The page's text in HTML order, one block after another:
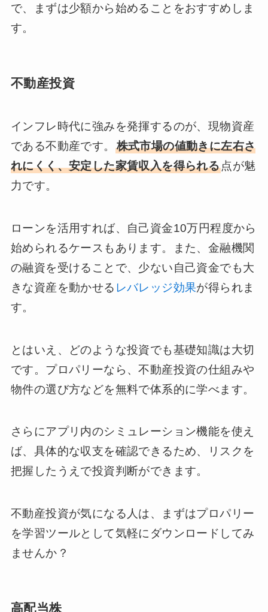
で、まずは少額から始めることをおすすめしま
す。
不動産投資
インフレ時代に強みを発揮するのが、現物資産
である不動産です。 株式市場の値動きに左右さ
れにくく、安定した家賃収入を得られる点が魅
力です。
ローンを活用すれば、自己資金10万円程度から
始められるケースもあります。また、金融機関
の融資を受けることで、少ない自己資金でも大
きな資産を動かせる レバレッジ効果が得られま
す。
とはいえ、どのような投資でも基礎知識は大切
です。プロパリーなら、不動産投資の仕組みや
物件の選び方などを無料で体系的に学べます。
さらにアプリ内のシミュレーション機能を使え
ば、具体的な収支を確認できるため、リスクを
把握したうえで投資判断ができます。
不動産投資が気になる人は、まずはプロパリー
を学習ツールとして気軽にダウンロードしてみ
ませんか？
高配当株